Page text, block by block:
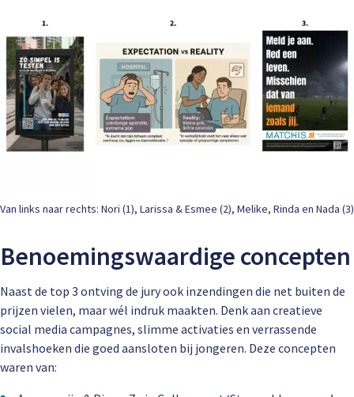
Van links naar rechts: Nori (1), Larissa & Esmee (2), Melike, Rinda en Nada (3)
Benoemingswaardige concepten
Naast de top 3 ontving de jury ook inzendingen die net buiten de
prijzen vielen, maar wél indruk maakten. Denk aan creatieve
social media campagnes, slimme activaties en verrassende
invalshoeken die goed aansloten bij jongeren. Deze concepten
waren van: